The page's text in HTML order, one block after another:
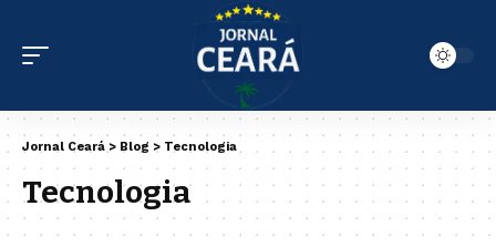
Jornal Ceará > Blog > Tecnologia
Tecnologia